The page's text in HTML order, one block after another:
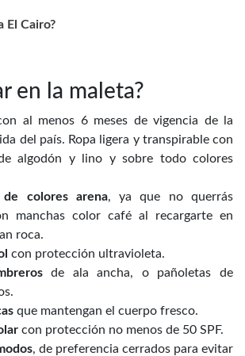
El Cairo?
en la maleta?
al menos 6 meses de vigencia de la
del país. Ropa ligera y transpirable con
algodón y lino y sobre todo colores
de colores arena, ya que no querrás
manchas color café al recargarte en
roca.
con protección ultravioleta.
de ala ancha, o pañoletas de
que mantengan el cuerpo fresco.
con protección no menos de 50 SPF.
, de preferencia cerrados para evitar